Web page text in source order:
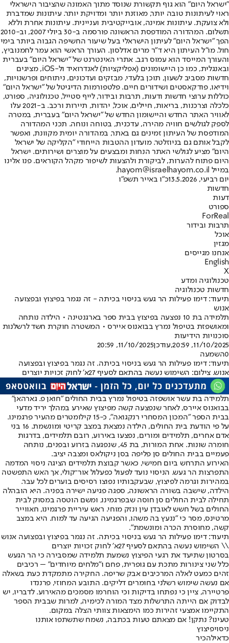
"ישראל היום" הוא גוף תקשורת שנוסד מתוך האמונה שהציבור הישראלי
ראוי לעיתונות טובה יותר, מאוזנת יותר ומדויקת יותר. עיתונות שמדברת
ולא צועקת. עיתונות אמינה, אובייקטיבית ועניינית. עיתונות אחרת וללא
תשלום. המהדורה המודפסת הראשונה פורסמה ב-30 ביולי 2007, וב-2010
הפך "ישראל היום" לעיתון הישראלי בעל שיעור החשיפה הגבוה ביותר בימי
חול. מו"ל העיתון היא ד"ר מרים אדלסון. העורך הראשי הוא עמר לחמנוביץ,
והעורך המייסד הוא עמוס רגב. אתרי האינטרנט של "ישראל היום" בעברית
ובאנגלית, כמו כן היישומונים (אפליקציות) לאנדרואיד ול-iOS, מציגים
חדשות מסביב לשעון, תוכן בלעדי, מבזקים ועדכונים, ניתוחים ופרשנויות,
וידיאו, פודקאסטים ושידורים חיים. פלטפורמות הדיגיטל של "ישראל היום"
כוללות ערוצי חדשות ודעות, תרבות ובידור, לייף סטייל, טכנולוגיה, ספורט,
כלכלה וצרכנות, בריאות, חיילים, אוכל, יהדות, תיירות ורכב. ב-2021 עלו
לאוויר האתר החדש והיישומון החדש של "ישראל היום" בעברית, במטרה
לספק לגולשים חוויה מהירה, עדכנית, בטוחה ונוחה. תכני המהדורה
המודפסת של העיתון זמינים גם באתר, במהדורה יומית מקוונת, ואפשר
לקבל אותם גם בניוזלטר. מועדון ההטבות הייחודי "הקליקה של ישראל
היום" מציע לגולשי האתר הנחות ומבצעים על מוצרים ושירותים. ישראל
היום פתוח להערות, לביקורת ולהצעות לשיפור מקהל הקוראים. פנו אלינו
במייל hayom@israelhayom.co.il.
יום רביעי, 13.5.2026
כ"ו באייר תשפ"ו
חדשות
דעות
ספורט
ForReal
תרבות ובידור
אוכל
מגזין
אנחנו מגייסים
English
X
טכנולוגיה ומדע
חדשות טכנולוגיה
תיעוד: דימו פעילות הר געש בניסוי בכיתה - זה נגמר בפיצוץ ובפצועה
אנוש
תלמידה בת 10 נפצעה בפיצוץ בבית ספר בארגנטינה • הילדה נותחה
ומאושפזת בטיפול נמרץ בבואנוס איירס • המשטרה חוקרת חשד לרשלנות
סוכנויות הידיעות
11/10/2025, 20:59
,עודכן11/10/2025, 20:59
0השמעה
תיעוד: דימו פעילות הר געש בניסוי בכיתה. זה נגמר בפיצוץ ובפצועה
אנוש. צילום: השימוש נעשה בהתאם לסעיף 27א׳ לחוק זכויות יוצרים
תלמידה בת עשר אושפזה בטיפול נמרץ בבית החולים "חואן פ. גארהאן"
בבואנוס איירס, לאחר שנפצעה קשה מפיצוץ שאירע במהלך יריד מדעי
בבית הספר "המכון המסחרי רנקגואה", כ-15 קילומטרים מהעיר פרגמינו.
על פי הודעת בית החולים, הילדה נמצאת במצב קריטי ומונשמת. 16 בני
אדם אחרים, תלמידים ומורים, נפצעו באירוע, רובם תלמידים, בדרגות
חומרה שונות. אחת המורות, בת 45, שנפגעה בזרוע ובפנים, נותחה
פעמיים בבית החולים סן פליפה בסן ניקולאס ומצבה יציב.
האירוע התרחש ביום חמישי, כאשר קבוצת תלמידים הציגה ניסוי המדמה
התפרצות הר געש. הניסוי נועד לפעול כפעלול אור־קולי, אך האש התפשטה
במהירות וגרמה לפיצוץ, שבעקבותיו נפוצו רסיסים בוערים לכל עבר.
הילדה, שישבה בשורה הראשונה, ספגה פגיעה ישירה בפניה. היא הובהלה
תחילה לבית החולים סן חוסה שבפרגמינו, ומשם הוטסה במסוק לבית
החולים בשל חשש לאובדן עין ונזק מוחי. ראש עיריית פרגמינו, חאווייר
מרטינס, מסר כי "ננעץ בה משהו, והפגיעה הגיעה עד למוח. היא במצב
קשה, מחוסרת הכרה ומונשמת".
תיעוד: דימו פעילות הר געש בניסוי בכיתה. זה נגמר בפיצוץ ובפצועה אנוש
\\ השימוש נעשה בהתאם לסעיף 27א׳ לחוק זכויות יוצרים
בסרטון שתיעד את רגעי הפיצוץ נשמעת תלמידה שמסבירה כי הר הגעש
כלל שני צינורות מתכת עם גופרית, פחם ו"מלחים מיוחדים" – רכיבים
זהים כמעט לאלה המרכיבים אבק שריפה. החקירה מתמקדת כעת בשאלה
אם נעשה שימוש רשלני בחומרים דליקים. התובע המחוזי, פרננדו
פרטיירה, ציין כי נפתחו בדיקות וכי הוחרמו מסמכים מהאירוע. לדבריו, יש
לבדוק אם הייתה התרשלות מצד המורה לכימיה, למרות שבבית הספר
התקיימו אמצעי זהירות כמו הימצאות צוותי הצלה במקום.
טעינו? נתקן! אם מצאתם טעות בכתבה, נשמח שתשתפו אותנו
ניסויפיצוץ
כדאילהכיר